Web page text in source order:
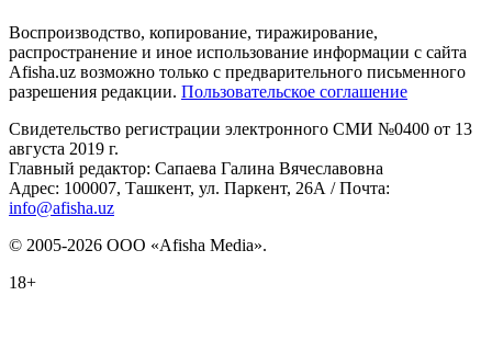
Воспроизводство, копирование, тиражирование,
распространение и иное использование информации с сайта
Afisha.uz возможно только с предварительного письменного
разрешения редакции. Пользовательское соглашение
Свидетельство регистрации электронного СМИ №0400 от 13
августа 2019 г.
Главный редактор: Сапаева Галина Вячеславовна
Адрес: 100007, Ташкент, ул. Паркент, 26А / Почта:
info@afisha.uz
© 2005-2026 ООО «Afisha Media».
18+